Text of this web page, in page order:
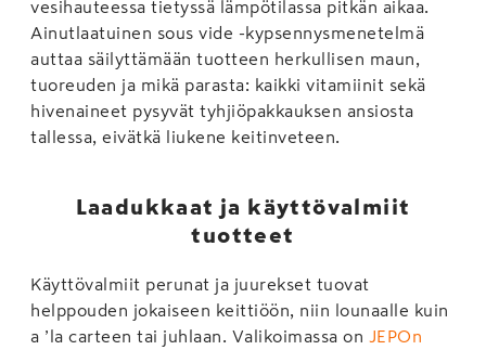
vesihauteessa tietyssä lämpötilassa pitkän aikaa.
Ainutlaatuinen sous vide -kypsennysmenetelmä
auttaa säilyttämään tuotteen herkullisen maun,
tuoreuden ja mikä parasta: kaikki vitamiinit sekä
hivenaineet pysyvät tyhjiöpakkauksen ansiosta
tallessa, eivätkä liukene keitinveteen.
Laadukkaat ja käyttövalmiit
tuotteet
Käyttövalmiit perunat ja juurekset tuovat
helppouden jokaiseen keittiöön, niin lounaalle kuin
a ’la carteen tai juhlaan. Valikoimassa on
JEPOn